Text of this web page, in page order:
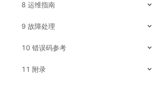
8 运维指南
9 故障处理
10 错误码参考
11 附录